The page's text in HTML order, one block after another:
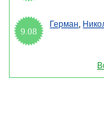
9.08
Герман,